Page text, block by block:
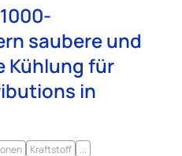
saubere und
Kühlung für
in
Kraftstoff